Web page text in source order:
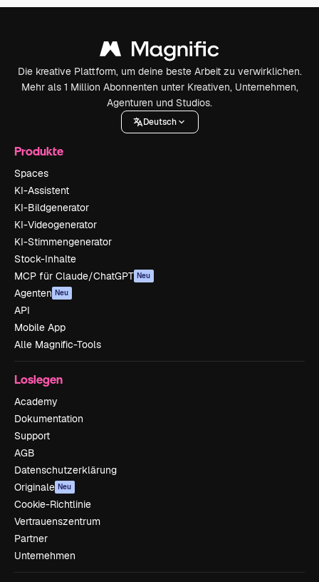
Die kreative Plattform, um deine beste Arbeit zu verwirklichen.
Mehr als 1 Million Abonnenten unter Kreativen, Unternehmen,
Agenturen und Studios.
Deutsch
Produkte
Spaces
KI-Assistent
KI-Bildgenerator
KI-Videogenerator
KI-Stimmengenerator
Stock-Inhalte
MCP für Claude/ChatGPT Neu
Agenten Neu
API
Mobile App
Alle Magnific-Tools
Loslegen
Academy
Dokumentation
Support
AGB
Datenschutzerklärung
Originale Neu
Cookie-Richtlinie
Vertrauenszentrum
Partner
Unternehmen